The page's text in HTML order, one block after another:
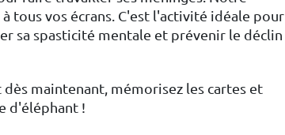
tous vos écrans. C'est l'activité idéale pour
sa spasticité mentale et prévenir le déclin
maintenant, mémorisez les cartes et
d'éléphant !